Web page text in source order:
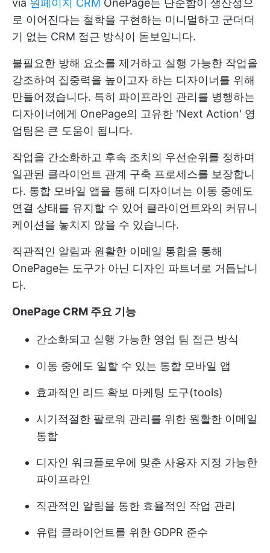
via 원페이지 CRM OnePage는 단순함이 생산성으
로 이어진다는 철학을 구현하는 미니멀하고 군더더
기 없는 CRM 접근 방식이 돋보입니다.
불필요한 방해 요소를 제거하고 실행 가능한 작업을
강조하여 집중력을 높이고자 하는 디자이너를 위해
만들어졌습니다. 특히 파이프라인 관리를 병행하는
디자이너에게 OnePage의 고유한 'Next Action' 영
업팀은 큰 도움이 됩니다.
작업을 간소화하고 후속 조치의 우선순위를 정하며
일관된 클라이언트 관계 구축 프로세스를 보장합니
다. 통합 모바일 앱을 통해 디자이너는 이동 중에도
연결 상태를 유지할 수 있어 클라이언트와의 커뮤니
케이션을 놓치지 않을 수 있습니다.
직관적인 알림과 원활한 이메일 통합을 통해
OnePage는 도구가 아닌 디자인 파트너로 거듭납니
다.
OnePage CRM 주요 기능
간소화되고 실행 가능한 영업 팀 접근 방식
이동 중에도 일할 수 있는 통합 모바일 앱
효과적인 리드 확보 마케팅 도구(tools)
시기적절한 팔로워 관리를 위한 원활한 이메일
통합
디자인 워크플로우에 맞춘 사용자 지정 가능한
파이프라인
직관적인 알림을 통한 효율적인 작업 관리
유럽 클라이언트를 위한 GDPR 준수